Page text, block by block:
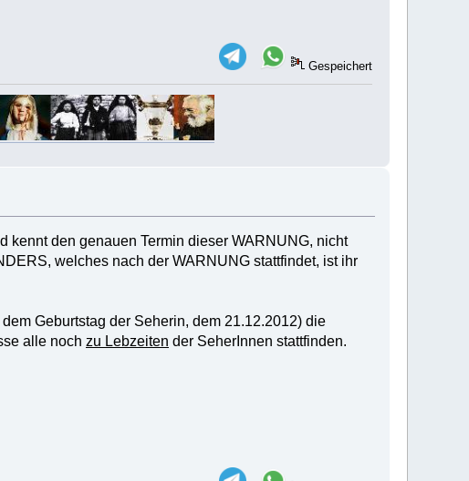
Gespeichert
kennt den genauen Termin dieser WARNUNG, nicht
welches nach der WARNUNG stattfindet, ist ihr
Geburtstag der Seherin, dem 21.12.2012) die
alle noch zu Lebzeiten der SeherInnen stattfinden.